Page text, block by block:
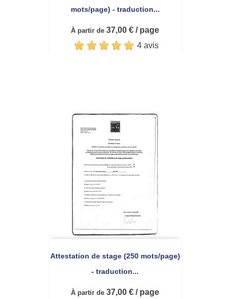
mots/page) - traduction...
À partir de 37,00 € / page
4 avis
Attestation de stage (250 mots/page)
- traduction...
À partir de 37,00 € / page